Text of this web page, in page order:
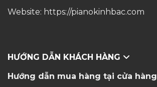
Website: https://pianokinhbac.com
HƯỚNG DẪN KHÁCH HÀNG
Hướng dẫn mua hàng tại cửa hàng